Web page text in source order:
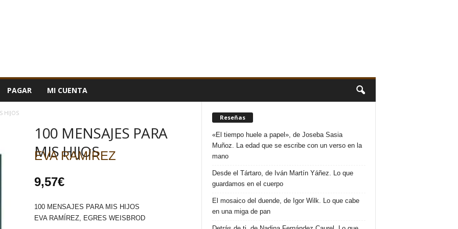
PAGAR MI CUENTA
HIJOS
100 MENSAJES PARA
MIS HIJOS
EVA RAMÍREZ
9,57€
100 MENSAJES PARA MIS HIJOS
EVA RAMÍREZ, EGRES WEISBROD
Reseñas
«El tiempo huele a papel», de Joseba Sasia
Muñoz. La edad que se escribe con un verso en la
mano
Desde el Tártaro, de Iván Martín Yáñez. Lo que
guardamos en el cuerpo
El mosaico del duende, de Igor Wilk. Lo que cabe
en una miga de pan